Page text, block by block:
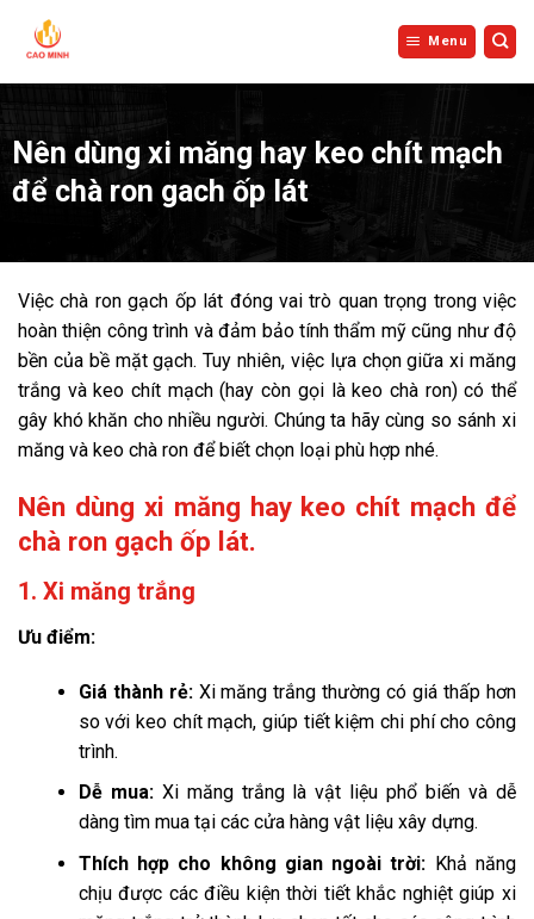
Menu
Nên dùng xi măng hay keo chít mạch
để chà ron gach ốp lát
Việc chà ron gạch ốp lát đóng vai trò quan trọng trong việc
hoàn thiện công trình và đảm bảo tính thẩm mỹ cũng như độ
bền của bề mặt gạch. Tuy nhiên, việc lựa chọn giữa xi măng
trắng và keo chít mạch (hay còn gọi là keo chà ron) có thể
gây khó khăn cho nhiều người. Chúng ta hãy cùng so sánh xi
măng và keo chà ron để biết chọn loại phù hợp nhé.
Nên dùng xi măng hay keo chít mạch để
chà ron gạch ốp lát.
1. Xi măng trắng
Ưu điểm:
Giá thành rẻ:Xi măng trắng thường có giá thấp hơn
so với keo chít mạch, giúp tiết kiệm chi phí cho công
trình.
Dễ mua:Xi măng trắng là vật liệu phổ biến và dễ
dàng tìm mua tại các cửa hàng vật liệu xây dựng.
Thích hợp cho không gian ngoài trời: Khả năng
chịu được các điều kiện thời tiết khắc nghiệt giúp xi